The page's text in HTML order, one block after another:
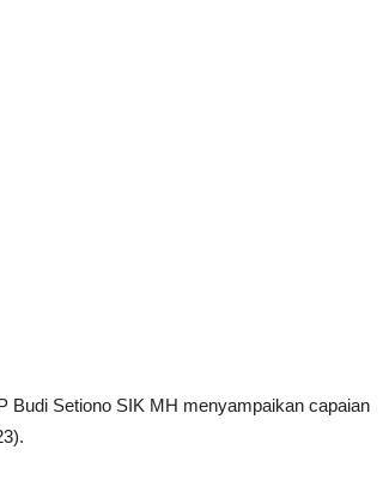
Budi Setiono SIK MH menyampaikan capaian